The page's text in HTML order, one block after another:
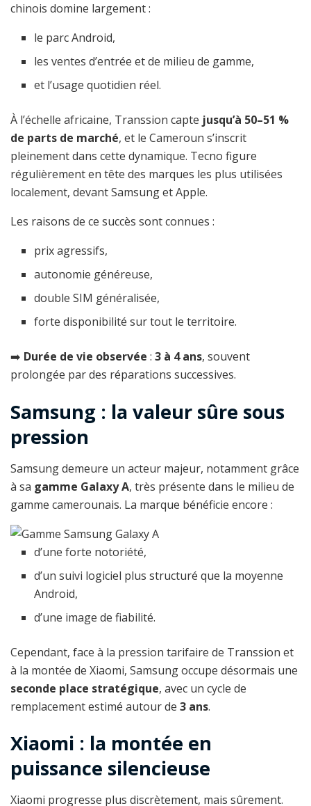
chinois domine largement :
le parc Android,
les ventes d’entrée et de milieu de gamme,
et l’usage quotidien réel.
À l’échelle africaine, Transsion capte jusqu’à 50–51 %
de parts de marché, et le Cameroun s’inscrit
pleinement dans cette dynamique. Tecno figure
régulièrement en tête des marques les plus utilisées
localement, devant Samsung et Apple.
Les raisons de ce succès sont connues :
prix agressifs,
autonomie généreuse,
double SIM généralisée,
forte disponibilité sur tout le territoire.
➡️ Durée de vie observée : 3 à 4 ans, souvent
prolongée par des réparations successives.
Samsung : la valeur sûre sous
pression
Samsung demeure un acteur majeur, notamment grâce
à sa gamme Galaxy A, très présente dans le milieu de
gamme camerounais. La marque bénéficie encore :
d’une forte notoriété,
d’un suivi logiciel plus structuré que la moyenne
Android,
d’une image de fiabilité.
Cependant, face à la pression tarifaire de Transsion et
à la montée de Xiaomi, Samsung occupe désormais une
seconde place stratégique, avec un cycle de
remplacement estimé autour de 3 ans.
Xiaomi : la montée en
puissance silencieuse
Xiaomi progresse plus discrètement, mais sûrement.